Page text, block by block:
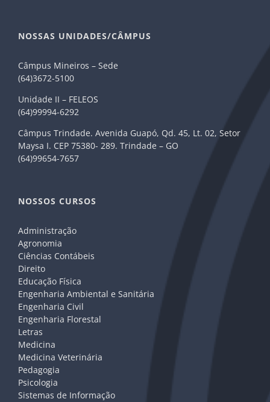
NOSSAS UNIDADES/CÂMPUS
Câmpus Mineiros – Sede
(64)3672-5100
Unidade II – FELEOS
(64)99994-6292
Câmpus Trindade. Avenida Guapó, Qd. 45, Lt. 02, Setor
Maysa I. CEP 75380- 289. Trindade – GO
(64)99654-7657
NOSSOS CURSOS
Administração
Agronomia
Ciências Contábeis
Direito
Educação Física
Engenharia Ambiental e Sanitária
Engenharia Civil
Engenharia Florestal
Letras
Medicina
Medicina Veterinária
Pedagogia
Psicologia
Sistemas de Informação